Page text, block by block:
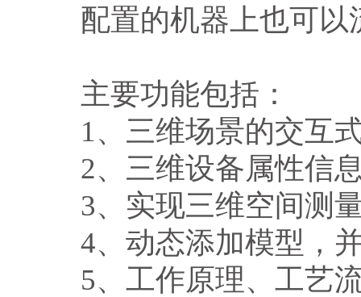
配置的机器上也可以
主要功能包括：
1、三维场景的交互
2、三维设备属性信
3、实现三维空间测
4、动态添加模型，
5、工作原理、工艺